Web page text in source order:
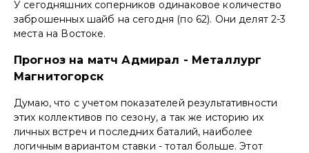
У сегодняшних соперников одинаковое количество
заброшенных шайб на сегодня (по 62). Они делят 2-3
места на Востоке.
Прогноз на матч Адмирал - Металлург
Магнитогорск
Думаю, что с учетом показателей результативности
этих коллективов по сезону, а так же историю их
личных встреч и последних баталий, наиболее
логичным вариантом ставки - тотал больше. Этот